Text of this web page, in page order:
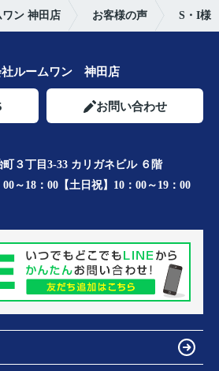
ン 神田店 お客様の声 S・I様
社ルームワン 神田店
お問い合わせ
３丁目3-33 カリガネビル ６階
00～18：00【土日祝】10：00～19：00